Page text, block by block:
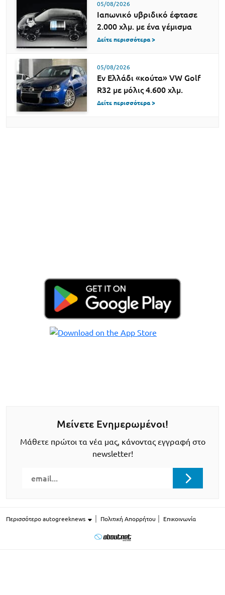
05/08/2026
Ιαπωνικό υβριδικό έφτασε
2.000 χλμ. με ένα γέμισμα
Δείτε περισσότερα >
05/08/2026
Εν Ελλάδι «κούτα» VW Golf
R32 με μόλις 4.600 χλμ.
Δείτε περισσότερα >
Μείνετε Ενημερωμένοι!
Μάθετε πρώτοι τα νέα μας, κάνοντας εγγραφή στο
newsletter!
Περισσότερο autogreeknews Πολιτική Απορρήτου Επικοινωνία